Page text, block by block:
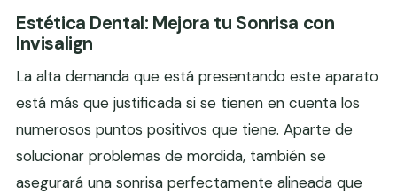
Estética Dental: Mejora tu Sonrisa con
Invisalign
La alta demanda que está presentando este aparato
está más que justificada si se tienen en cuenta los
numerosos puntos positivos que tiene. Aparte de
solucionar problemas de mordida, también se
asegurará una sonrisa perfectamente alineada que